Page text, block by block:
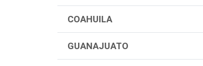
COAHUILA
GUANAJUATO